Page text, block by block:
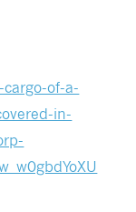
of-a-
in-